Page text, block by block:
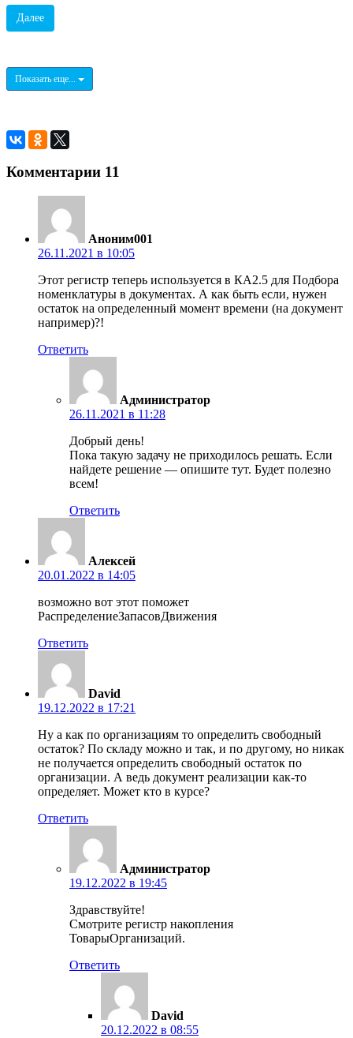
Далее
Показать еще...
Комментарии 11
Аноним001
26.11.2021 в 10:05
Этот регистр теперь используется в КА2.5 для Подбора
номенклатуры в документах. А как быть если, нужен
остаток на определенный момент времени (на документ
например)?!
Ответить
Администратор
26.11.2021 в 11:28
Добрый день!
Пока такую задачу не приходилось решать. Если
найдете решение — опишите тут. Будет полезно
всем!
Ответить
Алексей
20.01.2022 в 14:05
возможно вот этот поможет
РаспределениеЗапасовДвижения
Ответить
David
19.12.2022 в 17:21
Ну а как по организациям то определить свободный
остаток? По складу можно и так, и по другому, но никак
не получается определить свободный остаток по
организации. А ведь документ реализации как-то
определяет. Может кто в курсе?
Ответить
Администратор
19.12.2022 в 19:45
Здравствуйте!
Смотрите регистр накопления
ТоварыОрганизаций.
Ответить
David
20.12.2022 в 08:55